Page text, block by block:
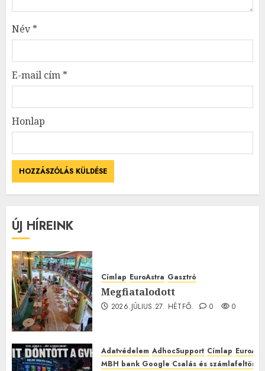
Név*
E-mail cím *
Honlap
ÚJ HÍREINK
Címlap EuroAstra Gasztró
Megfiatalodott
2026.JÚLIUS.27. HÉTFŐ. 0 0
Adatvédelem AdhocSupport Címlap
MBH bank Google Csalás és